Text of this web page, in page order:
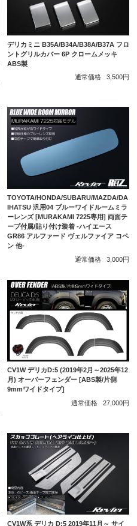
デリカミニ B35A/B34A/B38A/B37A フロ
ントグリルカバー 6P クロームメッキ
ABS製
通常価格
3,500円
TOYOTA/HONDA/SUBARU/MAZDA/DA
IHATSU 汎用04 ブルーワイドルームミラ
ーレンズ [MURAKAMI 7225専用] 両面テ
ープ付属/貼り付け装着 -ハイエース
GR86 アルファード ヴェルファイア コペ
ン 他-
通常価格
3,000円
CV1W デリカD:5 (2019年2月～2025年12
月) オーバーフェンダー [ABS製/片側
9mmワイドタイプ]
通常価格
27,000円
CV1W系 デリカ D:5 2019年11月～ サイ